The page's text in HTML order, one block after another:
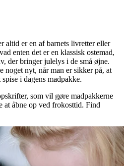
altid er en af barnets livretter eller
enten det er en klassisk ostemad,
der bringer julelys i de små øjne.
noget nyt, når man er sikker på, at
i dagens madpakke.
som vil gøre madpakkerne
at åbne op ved frokosttid. Find